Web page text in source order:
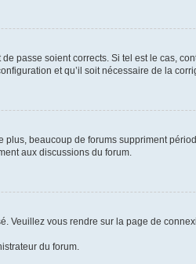
passe soient corrects. Si tel est le cas,
et qu’il soit nécessaire de la
beaucoup de forums suppriment
aux discussions du forum.
vous rendre sur la page de
du forum.